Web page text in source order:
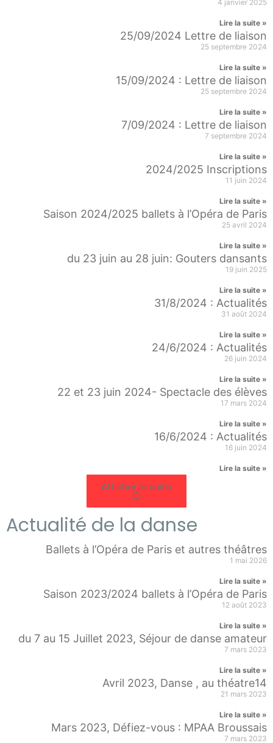
4 janvier 2025
Lire la suite »
25/09/2024 Lettre de liaison
25 septembre 2024
Lire la suite »
15/09/2024 : Lettre de liaison
25 septembre 2024
Lire la suite »
7/09/2024 : Lettre de liaison
7 septembre 2024
Lire la suite »
2024/2025 Inscriptions
11 juin 2024
Lire la suite »
Saison 2024/2025 ballets à l’Opéra de Paris
25 avril 2024
Lire la suite »
du 23 juin au 28 juin: Gouters dansants
19 juin 2025
Lire la suite »
31/8/2024 : Actualités
31 août 2024
Lire la suite »
24/6/2024 : Actualités
26 juin 2024
Lire la suite »
22 et 23 juin 2024- Spectacle des élèves
17 mars 2024
Lire la suite »
16/6/2024 : Actualités
16 juin 2024
Lire la suite »
Afficher la suite
Actualité de la danse
Ballets à l’Opéra de Paris et autres théâtres
1 mai 2026
Lire la suite »
Saison 2023/2024 ballets à l’Opéra de Paris
12 août 2023
Lire la suite »
du 7 au 15 Juillet 2023, Séjour de danse amateur
7 mars 2023
Lire la suite »
Avril 2023, Danse , au théatre14
21 mars 2023
Lire la suite »
Mars 2023, Défiez-vous : MPAA Broussais
7 mars 2023